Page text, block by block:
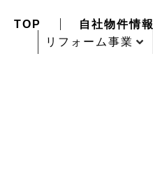
TOP 自社物件情報
リフォーム事業